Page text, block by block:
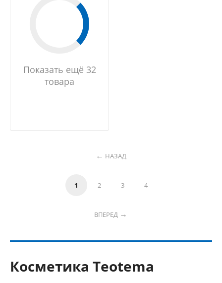
Показать ещё 32
товара
НАЗАД
1 2 3 4
ВПЕРЕД
Косметика Teotema